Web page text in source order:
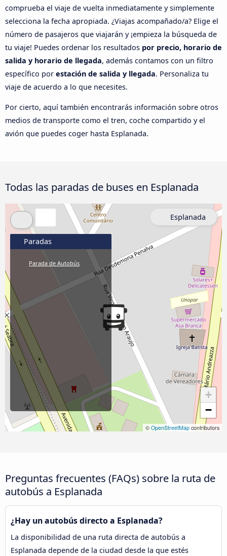
comprueba el viaje de vuelta inmediatamente y simplemente
selecciona la fecha apropiada. ¿Viajas acompañado/a? Elige el
número de pasajeros que viajarán y ¡empieza la búsqueda de
tu viaje! Puedes ordenar los resultados por precio, horario de
salida y horario de llegada, además contamos con un filtro
específico por estación de salida y llegada. Personaliza tu
viaje de acuerdo a lo que necesites.
Por cierto, aquí también encontrarás información sobre otros
medios de transporte como el tren, coche compartido y el
avión que puedes coger hasta Esplanada.
Todas las paradas de buses en Esplanada
+
−
© OpenStreetMap contributors
Paradas
Parada de Autobús
Esplanada
Preguntas frecuentes (FAQs) sobre la ruta de
autobús a Esplanada
¿Hay un autobús directo a Esplanada?
La disponibilidad de una ruta directa de autobús a
Esplanada depende de la ciudad desde la que estés